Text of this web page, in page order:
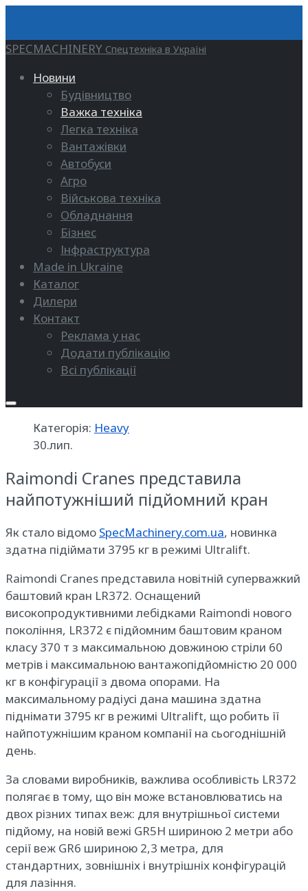
SPECMACHINERY Спецтехніка в Україні
Новини
Будівництво
Важка техніка
Легка техніка
Вантажівки
Автобуси
Агро
Військова техніка
Обладнання
Бізнес
Інфраструктура
Made in Ukraine
Каталог
Дилери
Контакт
Реклама у нас
Додати публікацію
Всі публікації
Категорія: Heavy
30.лип.
Raimondi Cranes представила
найпотужніший підйомний кран
Як стало відомо SpecMachinery.com.ua, новинка
здатна підіймати 3795 кг в режимі Ultralift.
Raimondi Cranes представила новітній суперважкий
баштовий кран LR372. Оснащений
високопродуктивними лебідками Raimondi нового
покоління, LR372 є підйомним баштовим краном
класу 370 т з максимальною довжиною стріли 60
метрів і максимальною вантажопідйомністю 20 000
кг в конфігурації з двома опорами. На
максимальному радіусі дана машина здатна
піднімати 3795 кг в режимі Ultralift, що робить її
найпотужнішим краном компанії на сьогоднішній
день.
За словами виробників, важлива особливість LR372
полягає в тому, що він може встановлюватись на
двох різних типах веж: для внутрішньої системи
підйому, на новій вежі GR5H шириною 2 метри або
серії веж GR6 шириною 2,3 метра, для
стандартних, зовнішніх і внутрішніх конфігурацій
для лазіння.